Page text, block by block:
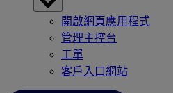
開啟網頁應用程式
管理主控台
工單
客戶入口網站